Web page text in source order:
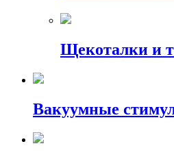
Щекоталки и
Вакуумные